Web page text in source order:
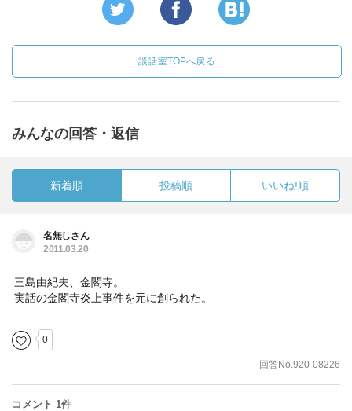
談話室TOPへ戻る
みんなの回答・返信
新着順 投稿順 いいね!順
名無しさん
2011.03.20
三島由紀夫、金閣寺。
実話の金閣寺炎上事件を元に創られた。
0
回答No.920-08226
コメント 1件